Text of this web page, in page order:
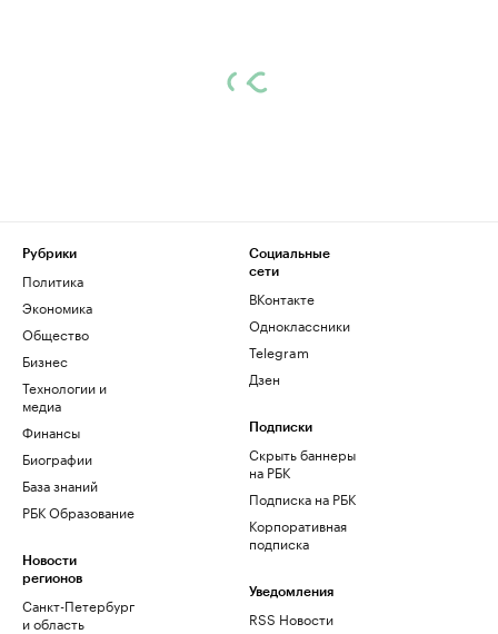
Рубрики
Политика
Экономика
Общество
Бизнес
Технологии и
медиа
Финансы
Биографии
База знаний
РБК Образование
Новости
регионов
Санкт-Петербург
и область
Социальные
сети
ВКонтакте
Одноклассники
Telegram
Дзен
Подписки
Скрыть баннеры
на РБК
Подписка на РБК
Корпоративная
подписка
Уведомления
RSS Новости